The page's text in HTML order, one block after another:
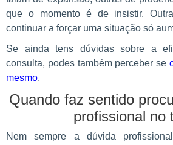
que o momento é de insistir.
continuar a forçar uma situação só
Se ainda tens dúvidas sobre a
consulta, podes também perceber se
mesmo.
Quando faz sentido
profissional no
Nem sempre a dúvida